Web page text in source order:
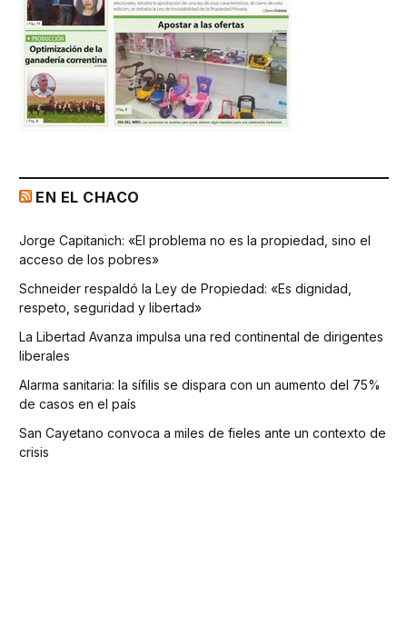
EN EL CHACO
Jorge Capitanich: «El problema no es la propiedad, sino el
acceso de los pobres»
Schneider respaldó la Ley de Propiedad: «Es dignidad,
respeto, seguridad y libertad»
La Libertad Avanza impulsa una red continental de dirigentes
liberales
Alarma sanitaria: la sífilis se dispara con un aumento del 75%
de casos en el país
San Cayetano convoca a miles de fieles ante un contexto de
crisis